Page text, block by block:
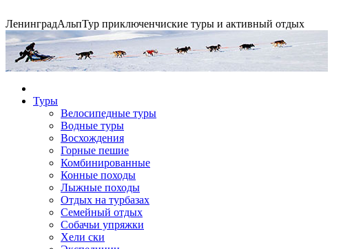
ЛенинградАльпТур приключенчиские туры и активный отдых
Горные экспедиции
Туры
Велосипедные туры
Водные туры
Восхождения
Горные пешие
Комбинированные
Конные походы
Лыжные походы
Отдых на турбазах
Семейный отдых
Собачьи упряжки
Хели ски